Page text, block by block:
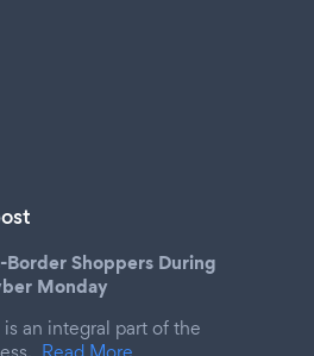
Shoppers During
Monday
an integral part of the